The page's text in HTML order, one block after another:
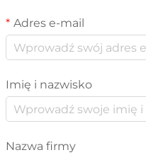
Adres e-mail
Imię i nazwisko
Nazwa firmy